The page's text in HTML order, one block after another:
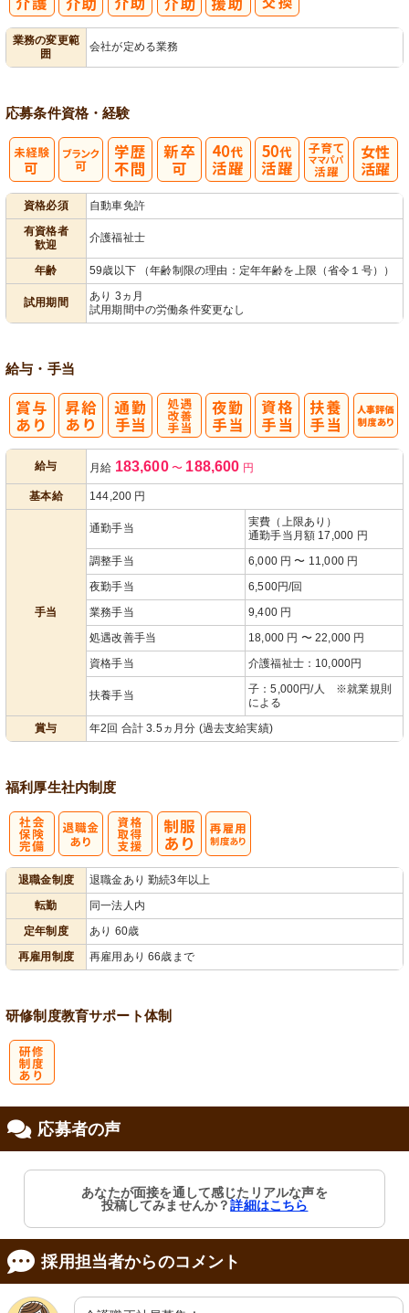
業務の変更範
囲
会社が定める業務
応募条件資格・経験
資格必須
自動車免許
有資格者
歓迎
介護福祉士
年齢 59歳以下 （年齢制限の理由：定年年齢を上限（省令１号））
試用期間
あり 3ヵ月
試用期間中の労働条件変更なし
給与・手当
給与 月給 183,600 〜 188,600 円
基本給 144,200 円
手当
通勤手当
実費（上限あり）
通勤手当月額 17,000 円
調整手当
6,000 円 〜 11,000 円
夜勤手当
6,500円/回
業務手当
9,400 円
処遇改善手当
18,000 円 〜 22,000 円
資格手当
介護福祉士：10,000円
扶養手当
子：5,000円/人 ※就業規則
による
賞与
年2回 合計 3.5ヵ月分 (過去支給実績)
福利厚生社内制度
退職金制度
退職金あり 勤続3年以上
転勤
同一法人内
定年制度
あり 60歳
再雇用制度
再雇用あり 66歳まで
研修制度教育サポート体制
応募者の声
あなたが面接を通して感じたリアルな声を
投稿してみませんか？詳細はこちら
採用担当者からのコメント